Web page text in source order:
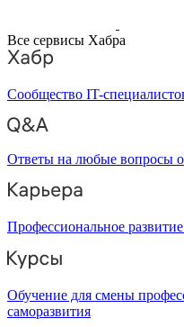
Все сервисы Хабра
Сообщество IT-
Ответы на любые вопросы
Профессиональное
Обучение для смены
саморазвития